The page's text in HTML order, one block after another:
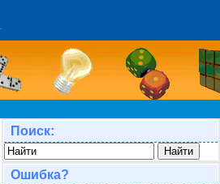
Поиск:
Ошибка?